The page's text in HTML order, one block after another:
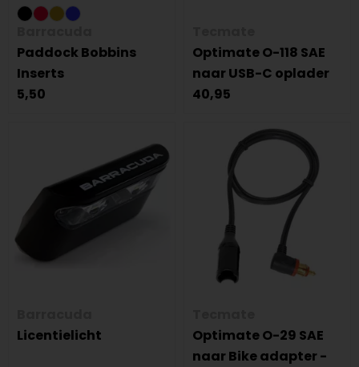
Paddock Bobbins
Inserts
5,50
Optimate O-118 SAE
naar USB-C oplader
40,95
Licentielicht
Optimate O-29 SAE
naar Bike adapter -